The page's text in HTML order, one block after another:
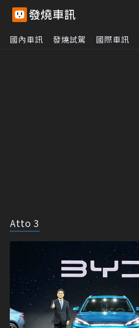
國內車訊 發燒試駕 國際車訊
Atto 3